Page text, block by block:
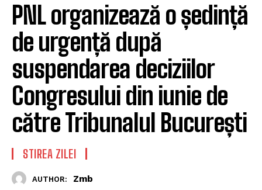
PNL organizează o ședință
de urgență după
suspendarea deciziilor
Congresului din iunie de
către Tribunalul București
STIREA ZILEI
AUTHOR: Zmb